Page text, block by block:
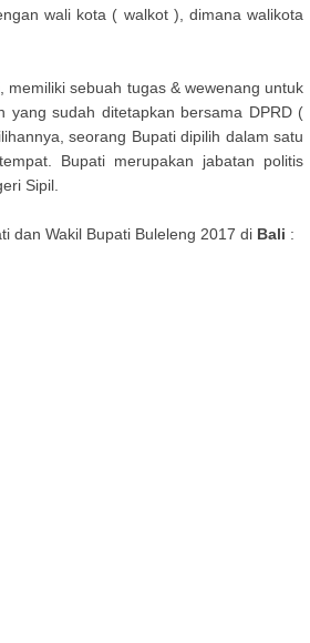
wali kota ( walkot ), dimana walikota
sebuah tugas & wewenang untuk
yang sudah ditetapkan bersama DPRD (
seorang Bupati dipilih dalam satu
Bupati merupakan jabatan politis
Sipil.
dan Wakil Bupati Buleleng 2017 di Bali :